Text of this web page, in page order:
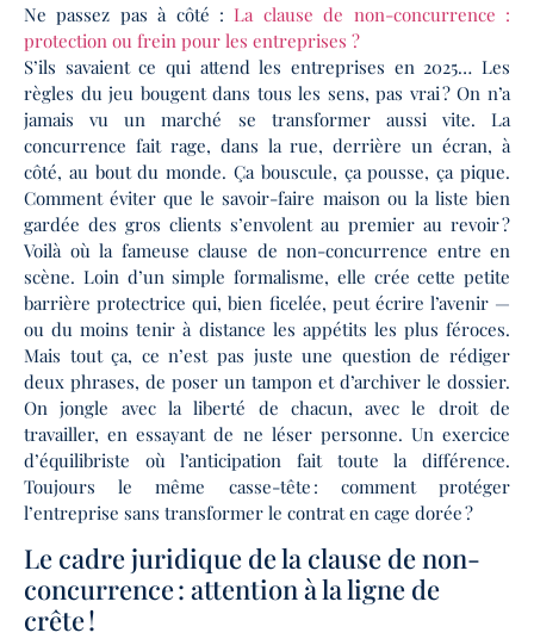
Ne passez pas à côté :La clause de non-concurrence :
protection ou frein pour les entreprises ?
S’ils savaient ce qui attend les entreprises en 2025… Les
règles du jeu bougent dans tous les sens, pas vrai ? On n’a
jamais vu un marché se transformer aussi vite. La
concurrence fait rage, dans la rue, derrière un écran, à
côté, au bout du monde. Ça bouscule, ça pousse, ça pique.
Comment éviter que le savoir-faire maison ou la liste bien
gardée des gros clients s’envolent au premier au revoir ?
Voilà où la fameuse clause de non-concurrence entre en
scène. Loin d’un simple formalisme, elle crée cette petite
barrière protectrice qui, bien ficelée, peut écrire l’avenir —
ou du moins tenir à distance les appétits les plus féroces.
Mais tout ça, ce n’est pas juste une question de rédiger
deux phrases, de poser un tampon et d’archiver le dossier.
On jongle avec la liberté de chacun, avec le droit de
travailler, en essayant de ne léser personne. Un exercice
d’équilibriste où l’anticipation fait toute la différence.
Toujours le même casse-tête : comment protéger
l’entreprise sans transformer le contrat en cage dorée ?
Le cadre juridique de la clause de non-
concurrence : attention à la ligne de
crête !